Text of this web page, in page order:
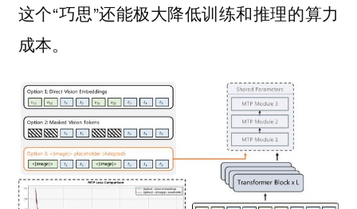
这个“巧思”还能极大降低训练和推理的算力
成本。